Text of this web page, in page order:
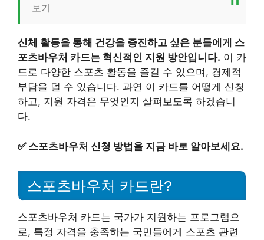
보기
신체 활동을 통해 건강을 증진하고 싶은 분들에게 스
포츠바우처 카드는 혁신적인 지원 방안입니다. 이 카
드로 다양한 스포츠 활동을 즐길 수 있으며, 경제적
부담을 덜 수 있습니다. 과연 이 카드를 어떻게 신청
하고, 지원 자격은 무엇인지 살펴보도록 하겠습니
다.
✅ 스포츠바우처 신청 방법을 지금 바로 알아보세요.
스포츠바우처 카드란?
스포츠바우처 카드는 국가가 지원하는 프로그램으
로, 특정 자격을 충족하는 국민들에게 스포츠 관련